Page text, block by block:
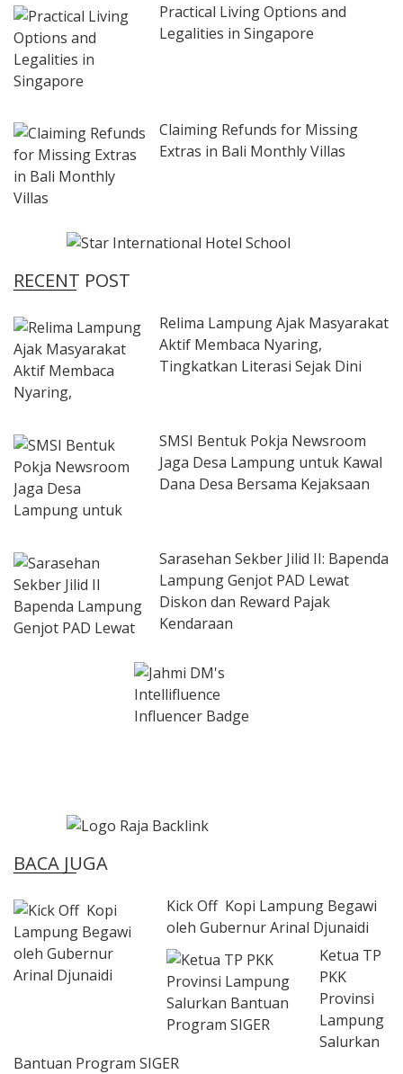
Practical Living Options and
Legalities in Singapore
Claiming Refunds for Missing
Extras in Bali Monthly Villas
RECENT POST
Relima Lampung Ajak Masyarakat
Aktif Membaca Nyaring,
Tingkatkan Literasi Sejak Dini
SMSI Bentuk Pokja Newsroom
Jaga Desa Lampung untuk Kawal
Dana Desa Bersama Kejaksaan
Sarasehan Sekber Jilid II: Bapenda
Lampung Genjot PAD Lewat
Diskon dan Reward Pajak
Kendaraan
BACA JUGA
Kick Off Kopi Lampung Begawi
oleh Gubernur Arinal Djunaidi
Ketua TP
PKK
Provinsi
Lampung
Salurkan
Bantuan Program SIGER